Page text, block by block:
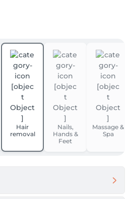
Hair
removal
Nails,
Hands &
Feet
Massage &
Spa